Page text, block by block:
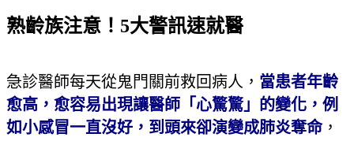
熟齡族注意！5大警訊速就醫
急診醫師每天從鬼門關前救回病人， 當患者年齡
愈高，愈容易出現讓醫師「心驚驚」的變化，例
如小感冒一直沒好，到頭來卻演變成肺炎奪命，